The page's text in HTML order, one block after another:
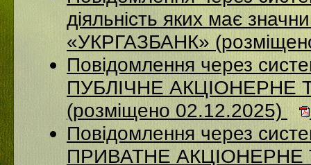
діяльність яких має
«УКРГАЗБАНК»
Повідомлення через
ПУБЛІЧНЕ
(розміщено 02.12.2025)
Повідомлення через
ПРИВАТНЕ АКЦІОНЕРНЕ